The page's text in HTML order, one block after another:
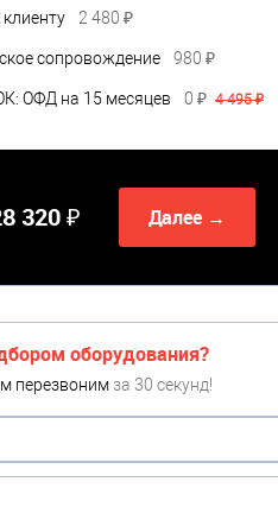
2 480 ₽
сопровождение 980 ₽
ОФД на 15 месяцев 0 ₽ 4 495 ₽
320 ₽ Далее →
оборудования?
перезвоним за 30 секунд!